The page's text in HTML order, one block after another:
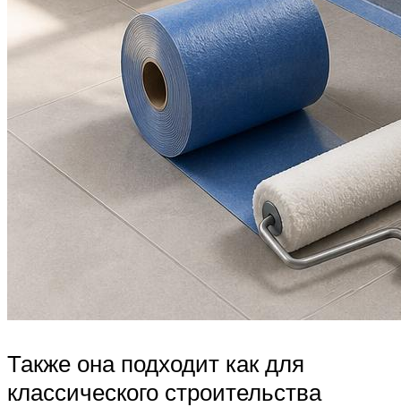
Также она подходит как для
классического строительства